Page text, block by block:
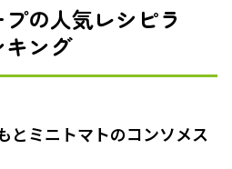
の人気レシピラ
キング
とミニトマトのコンソメス